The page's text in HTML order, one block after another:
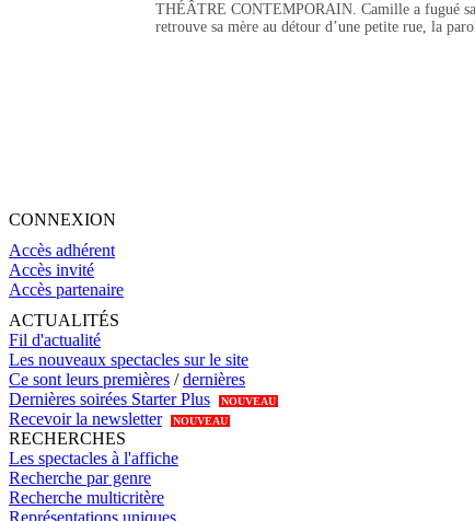
THÉÂTRE CONTEMPORAIN. Camille a fugué
retrouve sa mère au détour d’une petite rue, la
CONNEXION
Accès adhérent
Accès invité
Accès partenaire
ACTUALITÉS
Fil d'actualité
Les nouveaux spectacles sur le site
Ce sont leurs premières /dernières
Dernières soirées Starter Plus
NOUVEAU
Recevoir la newsletter NOUVEAU
RECHERCHES
Les spectacles à l'affiche
Recherche par genre
Recherche multicritère